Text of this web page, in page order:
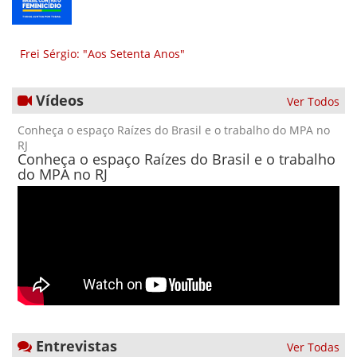
Frei Sérgio: "Aos Setenta Anos"
Vídeos
Ver Todos
Conheça o espaço Raízes do Brasil e o trabalho do MPA no
RJ
Conheça o espaço Raízes do Brasil e o trabalho
do MPA no RJ
Entrevistas Ver Todas